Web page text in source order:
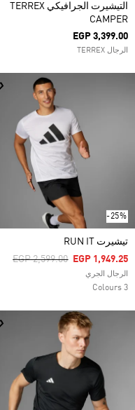
التيشيرت الجرافيكي TERREX
CAMPER
EGP 3,399.00
الرجال TERREX
-25%
تيشيرت RUN IT
Price Reduced From
EGP 2,599.00ToEGP 1,949.25
الرجال الجري
3 Colours